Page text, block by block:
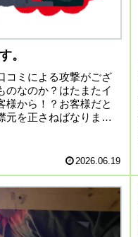
。
コミによる攻撃がござ
のなのか？はたまたイ
様から！？お客様だと
元を正さねばなりませ
2026.06.19